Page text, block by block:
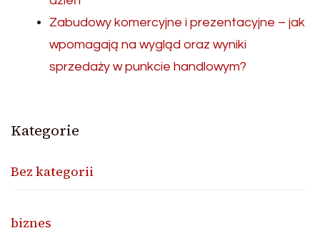
Zabudowy komercyjne i prezentacyjne – jak
wpomagają na wygląd oraz wyniki
sprzedaży w punkcie handlowym?
Kategorie
Bez kategorii
biznes